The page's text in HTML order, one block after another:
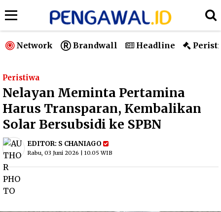
Network Brandwall Headline
Peristiwa
Nelayan Meminta Pertamina
Harus Transparan, Kembalikan
Solar Bersubsidi ke SPBN
EDITOR: S CHANIAGO
Rabu, 03 Juni 2026 | 10.05 WIB